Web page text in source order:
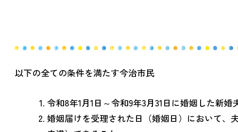
以下の全ての条件を満たす今治市民
令和8年1月1日～令和9年3月31日に婚姻した新婚
婚姻届けを受理された日（婚姻日）において、